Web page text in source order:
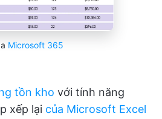
Microsoft 365
tồn kho với tính năng
xếp lại của Microsoft Excel